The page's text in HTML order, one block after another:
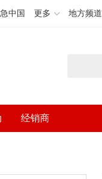
中国 更多 地方频道
经销商